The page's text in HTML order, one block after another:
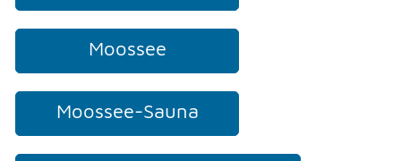
Moossee
Moossee-Sauna